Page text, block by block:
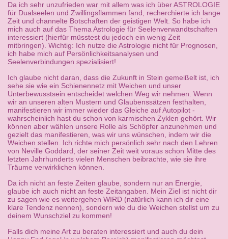
Da ich sehr unzufrieden war mit allem was ich über ASTROLOGIE
für Dualseelen und Zwillingsflammen fand, recherchierte ich lange
Zeit und channelte Botschaften der geistigen Welt. So habe ich
mich auch auf das Thema Astrologie für Seelenverwandtschaften
interessiert (hierfür müsstest du jedoch ein wenig Zeit
mitbringen). Wichtig: Ich nutze die Astrologie nicht für Prognosen,
ich habe mich auf Persönlichkeitsanalysen und
Seelenverbindungen spezialisiert!
Ich glaube nicht daran, dass die Zukunft in Stein gemeißelt ist, ich
sehe sie wie ein Schienennetz mit Weichen und unser
Unterbewusstsein entscheidet welchen Weg wir nehmen. Wenn
wir an unseren alten Mustern und Glaubenssätzen festhalten,
manifestieren wir immer wieder das Gleiche auf Autopilot -
wahrscheinlich hast du schon von karmischen Zyklen gehört. Wir
können aber wählen unsere Rolle als Schöpfer anzunehmen und
gezielt das manifestieren, was wir uns wünschen, indem wir die
Weichen stellen. Ich richte mich persönlich sehr nach den Lehren
von Neville Goddard, der seiner Zeit weit voraus schon Mitte des
letzten Jahrhunderts vielen Menschen beibrachte, wie sie ihre
Träume verwirklichen können.
Da ich nicht an feste Zeiten glaube, sondern nur an Energie,
glaube ich auch nicht an feste Zeitangaben. Mein Ziel ist nicht dir
zu sagen wie es weitergehen WIRD (natürlich kann ich dir eine
klare Tendenz nennen), sondern wie du die Weichen stellst um zu
deinem Wunschziel zu kommen!
Falls dich meine Art zu beraten interessiert und auch du dein